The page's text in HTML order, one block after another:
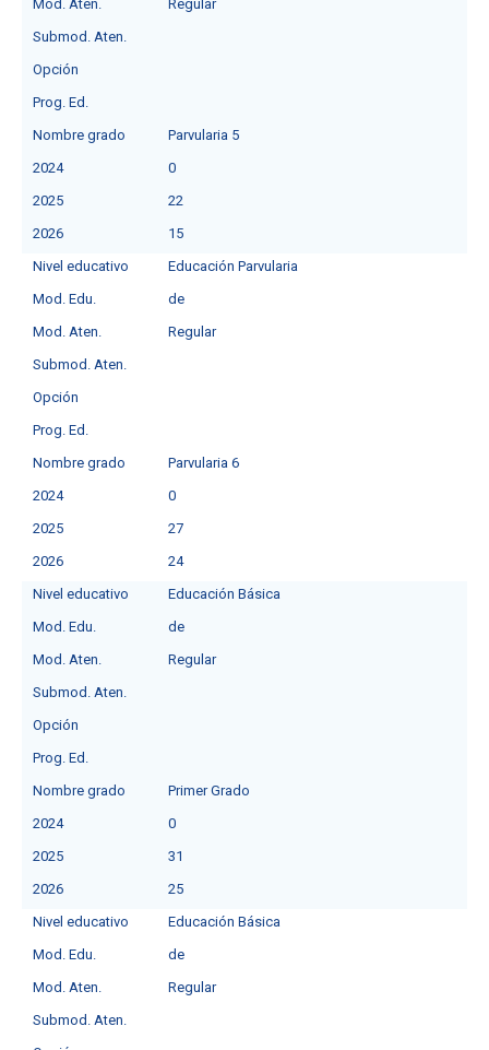
Mod. Aten.
Regular
Submod. Aten.
Opción
Prog. Ed.
Nombre grado
Parvularia 5
2024
0
2025
22
2026
15
Nivel educativo
Educación Parvularia
Mod. Edu.
de
Mod. Aten.
Regular
Submod. Aten.
Opción
Prog. Ed.
Nombre grado
Parvularia 6
2024
0
2025
27
2026
24
Nivel educativo
Educación Básica
Mod. Edu.
de
Mod. Aten.
Regular
Submod. Aten.
Opción
Prog. Ed.
Nombre grado
Primer Grado
2024
0
2025
31
2026
25
Nivel educativo
Educación Básica
Mod. Edu.
de
Mod. Aten.
Regular
Submod. Aten.